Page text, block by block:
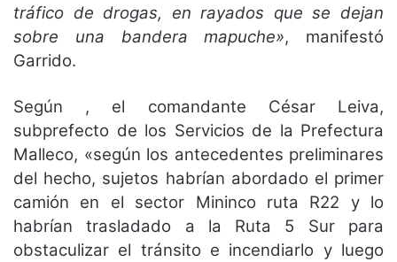
tráfico de drogas, en rayados que se dejan
sobre una bandera mapuche», manifestó
Garrido.
Según , el comandante César Leiva,
subprefecto de los Servicios de la Prefectura
Malleco, «según los antecedentes preliminares
del hecho, sujetos habrían abordado el primer
camión en el sector Mininco ruta R22 y lo
habrían trasladado a la Ruta 5 Sur para
obstaculizar el tránsito e incendiarlo y luego